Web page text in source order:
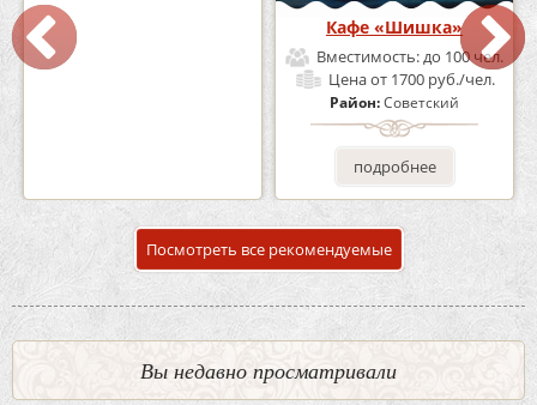
Кафе-Бар Бермуды
Вместимость:
Кафе «Шишка»
Вместимость:до 100 чел.
Ценаот 1700 руб./чел.
Район:Советский
подробнее
Посмотреть все рекомендуемые
Вы недавно просматривали